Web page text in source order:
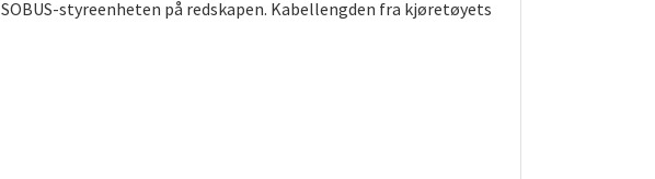
styreenheten på redskapen. Kabellengden fra kjøretøyets